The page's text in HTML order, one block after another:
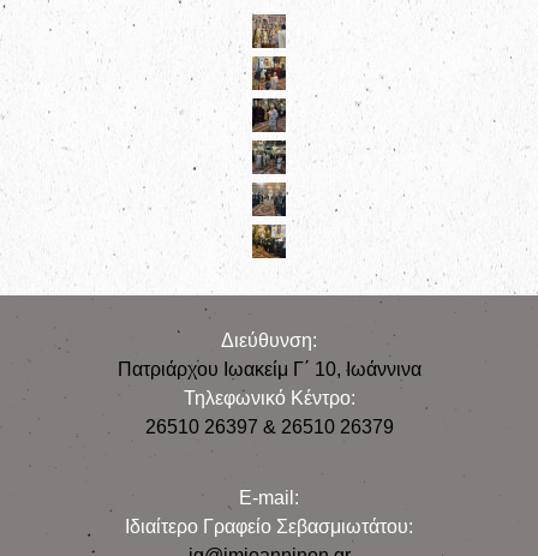
Διεύθυνση:
Πατριάρχου Ιωακείμ Γ΄ 10, Iωάννινα
Τηλεφωνικό Κέντρο:
26510 26397 & 26510 26379
E-mail:
Iδιαίτερο Γραφείο Σεβασμιωτάτου: